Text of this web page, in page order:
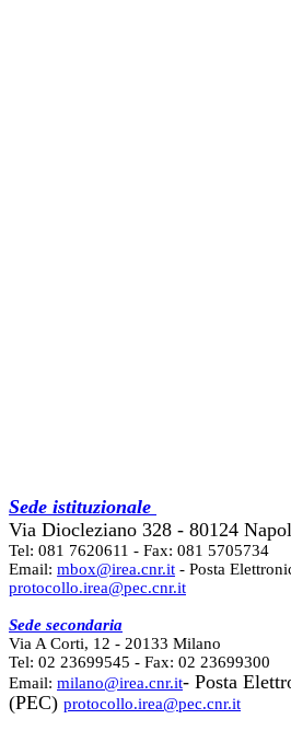
Sede istituzionale
Via Diocleziano 328 - 80124
Tel: 081 7620611 - Fax: 081 5705734
Email: mbox@irea.cnr.it - Posta
protocollo.irea@pec.cnr.it
Sede secondaria
Via A Corti, 12 - 20133 Milano
Tel: 02 23699545 - Fax: 02 23699300
Email: milano@irea.cnr.it- Posta
(PEC) protocollo.irea@pec.cnr.it